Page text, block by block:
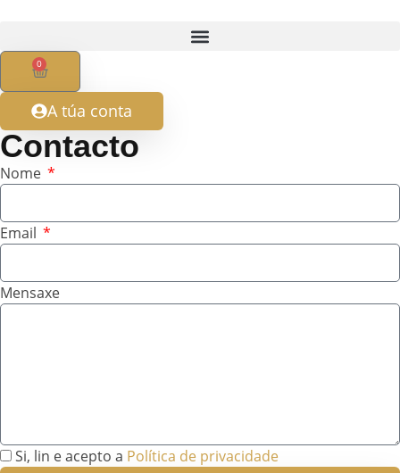
0
A túa conta
Contacto
Nome
Email
Mensaxe
Si, lin e acepto a Política de privacidade